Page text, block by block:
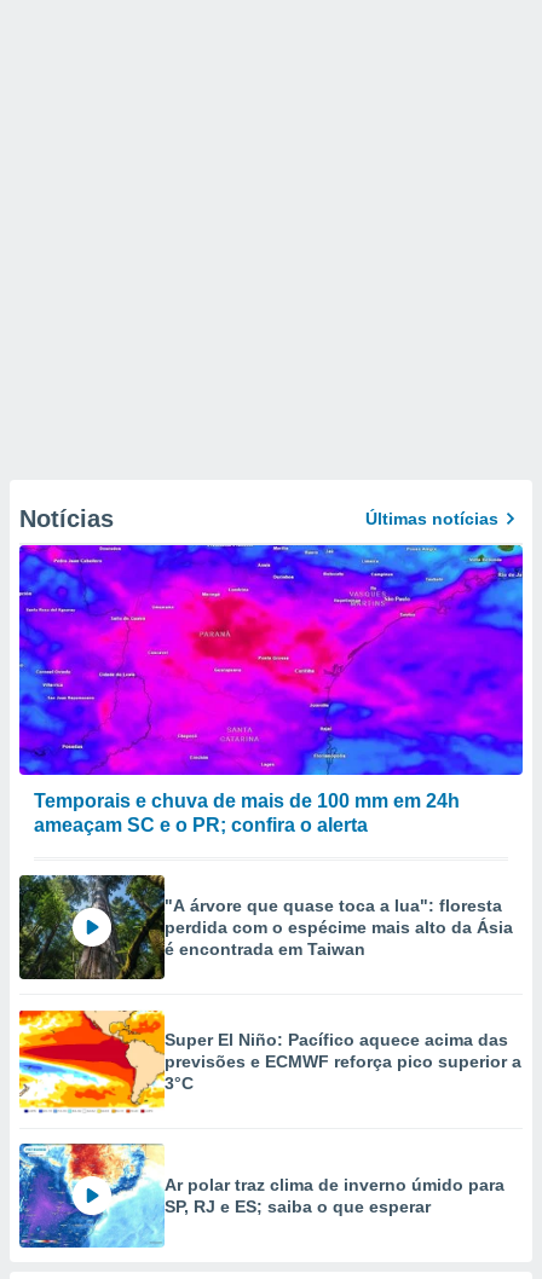
Notícias Últimas notícias
Temporais e chuva de mais de 100 mm em 24h
ameaçam SC e o PR; confira o alerta
"A árvore que quase toca a lua": floresta
perdida com o espécime mais alto da Ásia
é encontrada em Taiwan
Super El Niño: Pacífico aquece acima das
previsões e ECMWF reforça pico superior a
3°C
Ar polar traz clima de inverno úmido para
SP, RJ e ES; saiba o que esperar